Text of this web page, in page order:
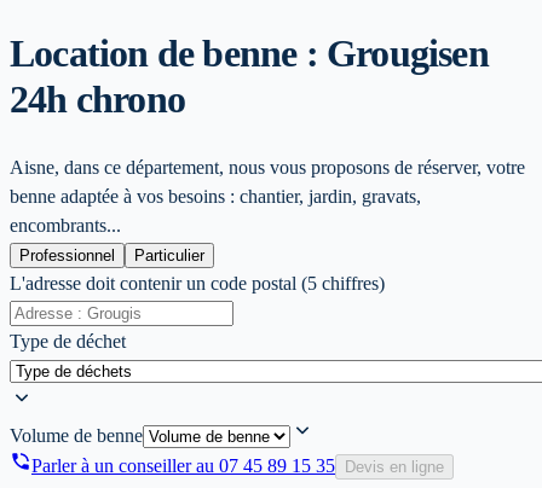
Location de benne : Grougisen
24h chrono
Aisne, dans ce département, nous vous proposons de réserver, votre
benne adaptée à vos besoins : chantier, jardin, gravats,
encombrants...
Professionnel Particulier
L'adresse doit contenir un code postal (5 chiffres)
Type de déchet
Volume de benne
Parler à un conseiller au 07 45 89 15 35 Devis en ligne